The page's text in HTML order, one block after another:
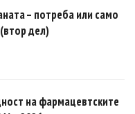
– потреба или само
дел)
на фармацевтските